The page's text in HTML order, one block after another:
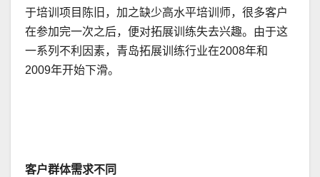
于培训项目陈旧，加之缺少高水平培训师，很多客户
在参加完一次之后，便对拓展训练失去兴趣。由于这
一系列不利因素，青岛拓展训练行业在2008年和
2009年开始下滑。
客户群体需求不同